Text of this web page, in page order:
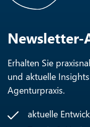
Newsletter-
Erhalten Sie
und aktuelle
Agenturpraxis.
aktuelle